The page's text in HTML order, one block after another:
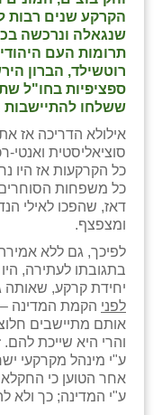
הקרקע שנים רבות
שנגאלה ונרכשה
תרומות העם
רוטשילד, הברון
ספציפיות בחו"ל
ששלחו להתיישבות
אילולא הדריכה אז
סוציאליסטית ואנטי-
כל הקרקעות אז היו
כל משפחות
דאז, שהפכו לאילי
ומצפצף.
לפיכך, גם ללא
בתגובתו לעתירה,
יחידת קרקע, שאותה
לפני הקמת המדינה –
אותם מתיישבים
והרי היא שייכת
ע"י מינהל מקרקעי
אחר הטוען כי
ע"י המדינה; כך ולא
יקנעם
כליל
יד השמונה
כפר אביב
כפר ביאליק
כפר הרי״ף
כפר מישר
כפר מע״ש
כפר מרדכי
כפר סבא (אגרא)
כפר שמריהו